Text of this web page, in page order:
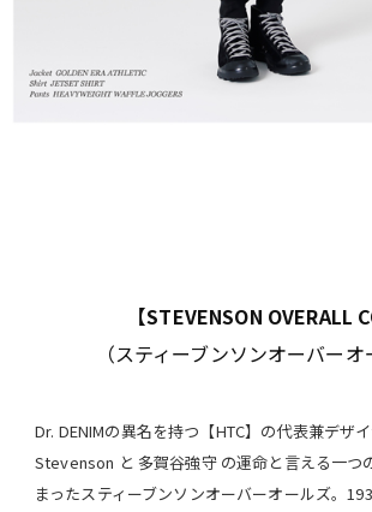
【STEVENSON OVERALL
（スティーブンソンオーバーオ
Dr. DENIMの異名を持つ【HTC】の代表兼デザ
Stevenson と 多賀谷強守 の運命と言える一つ
まったスティーブンソンオーバーオールズ。